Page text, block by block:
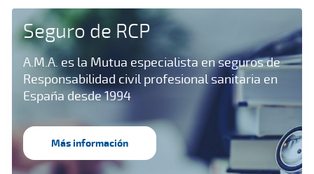
Seguro de RCP
A.M.A. es la Mutua especialista en seguros de
Responsabilidad civil profesional sanitaria en
España desde 1994
Más información